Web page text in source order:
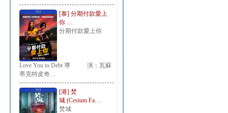
[泰] 分期付款愛上
你 …
分期付款愛上你
Love You to Debt 導 演：瓦蘇
蒂克特皮奇…
[港] 焚
城 (Cesium Fa…
焚城